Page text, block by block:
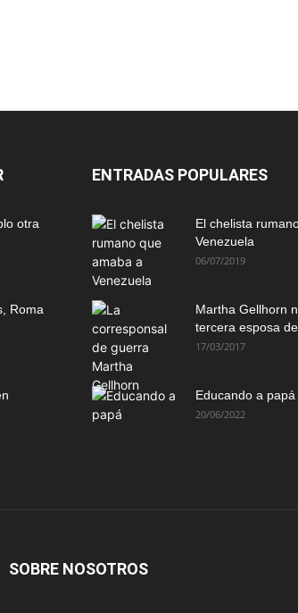
otra
Roma
ENTRADAS POPULARES
El chelista
Venezuela
06/07/2019
Martha Gellhorn
tercera esposa de
17/03/2017
Educando a papá
20/06/2022
SOBRE NOSOTROS